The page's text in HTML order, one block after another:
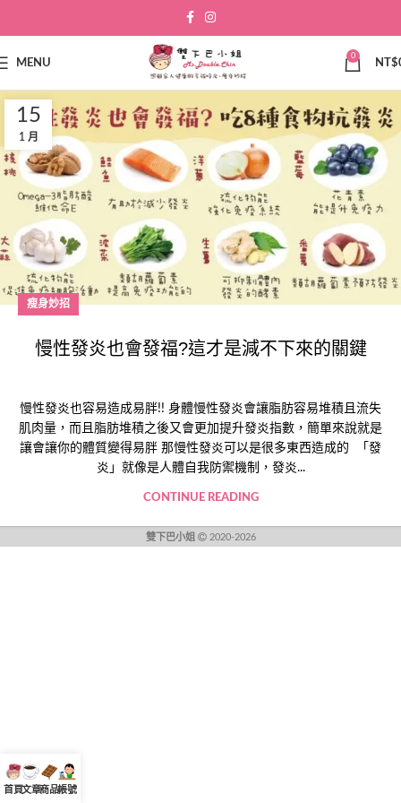
MENU
0
NT$
15
1 月
瘦身妙招
慢性發炎也會發福?這才是減不下來的關鍵
慢性發炎也容易造成易胖!! 身體慢性發炎會讓脂肪容易堆積且流失
肌肉量，而且脂肪堆積之後又會更加提升發炎指數，簡單來說就是
讓會讓你的體質變得易胖 那慢性發炎可以是很多東西造成的 「發
炎」就像是人體自我防禦機制，發炎...
CONTINUE READING
雙下巴小姐 2020-2026
首頁文章商品帳號